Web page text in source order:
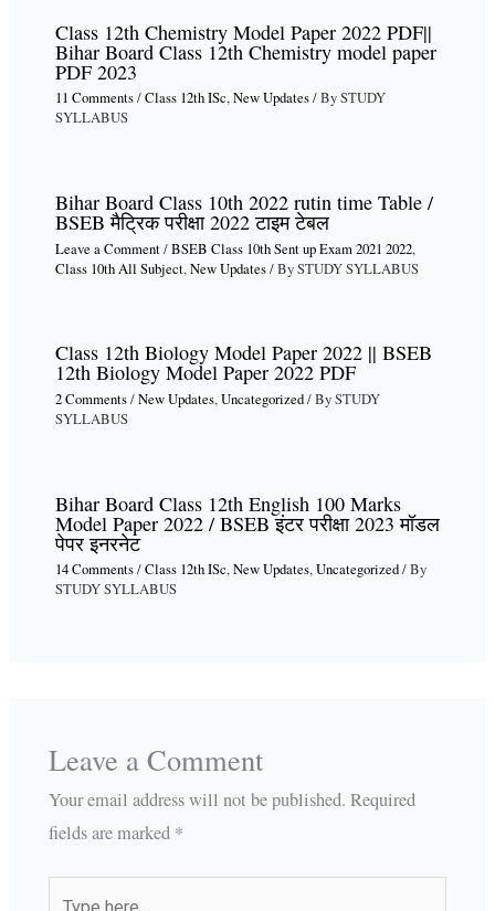
Class 12th Chemistry Model Paper 2022 PDF||
Bihar Board Class 12th Chemistry model paper
PDF 2023
11 Comments/Class 12th ISc,New Updates/ BySTUDY
SYLLABUS
Bihar Board Class 10th 2022 rutin time Table /
BSEB मैट्रिक परीक्षा 2022 टाइम टेबल
Leave a Comment/BSEB Class 10th Sent up Exam 2021 2022,
Class 10th All Subject,New Updates/ BySTUDY SYLLABUS
Class 12th Biology Model Paper 2022 || BSEB
12th Biology Model Paper 2022 PDF
2 Comments/New Updates,Uncategorized/ BySTUDY
SYLLABUS
Bihar Board Class 12th English 100 Marks
Model Paper 2022 / BSEB इंटर परीक्षा 2023 मॉडल
पेपर इनरनेट
14 Comments/Class 12th ISc,New Updates,Uncategorized/ By
STUDY SYLLABUS
Leave a Comment
Your email address will not be published. Required
fields are marked *